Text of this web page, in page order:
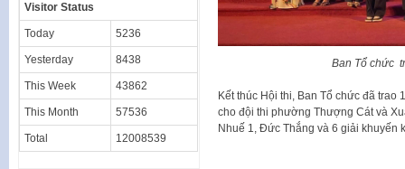
Ban Tổ chức
Kết thúc Hội thi, Ban Tổ chức đã
cho đội thi phường Thượng Cát và
Nhuế 1, Đức Thắng và 6 giải khuyến
Visitor Status
Today 5236
Yesterday 8438
This Week 43862
This Month 57536
Total 12008539